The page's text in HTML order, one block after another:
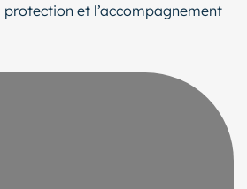
et l’accompagnement